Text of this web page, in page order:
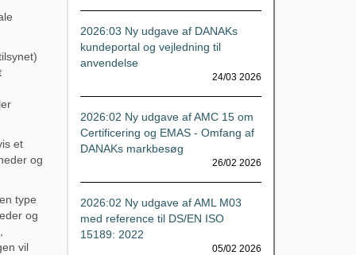
et
og
type
og
vil
2026:03 Ny udgave af DANAKs
kundeportal og vejledning til
anvendelse
24/03 2026
2026:02 Ny udgave af AMC 15 om
Certificering og EMAS - Omfang af
DANAKs markbesøg
26/02 2026
2026:02 Ny udgave af AML M03
med reference til DS/EN ISO
15189: 2022
05/02 2026